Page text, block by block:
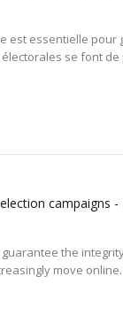
est essentielle pour
se font de
campaigns
the
move